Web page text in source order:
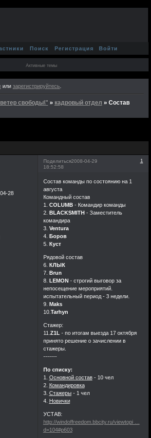
Поиск Регистрация Войти
Активные темы
или зарегистрируйтесь
свободы\" » кадровый отдел » Состав
Поделиться 1
2008-04-29
18:52:58
28
Состав команды по состоянию на 1
августа
Командный состав
1. COLUMB - Командир команды
2. BLACKSMITH- Заместитель
командира
3. Ventura
4. Боров
5. Куст
Рядовой состав
6. КЛЫК
7. Brun
8. LEMON- строгий выговор за
непосещение мероприятий.
испытательный период - 3 недели.
9. Maks
10. Tarhyn
Стажер:
11. Z1L - по итогам выезда 17 октября
принято решение о зачислении в
стажеры.
-------
По списку:
1. Основной состав- 10 чел
2. Командировка
3. Стажеры- 1 чел
4. Новички
УСТАВ:
http://windoffreedom.bbcity.ru/viewtopi …
d=104#p603